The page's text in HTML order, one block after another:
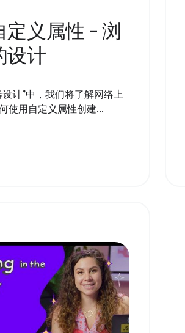
义属性 - 浏
设计
计”中，我们将了解网络上
使用自定义属性创建...